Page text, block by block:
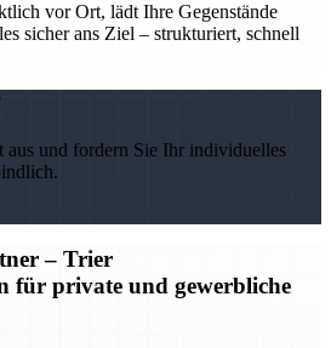
vor Ort, lädt Ihre Gegenstände
sicher ans Ziel – strukturiert, schnell
aus und fordern Sie Ihr individuelles
– Trier
für private und gewerbliche